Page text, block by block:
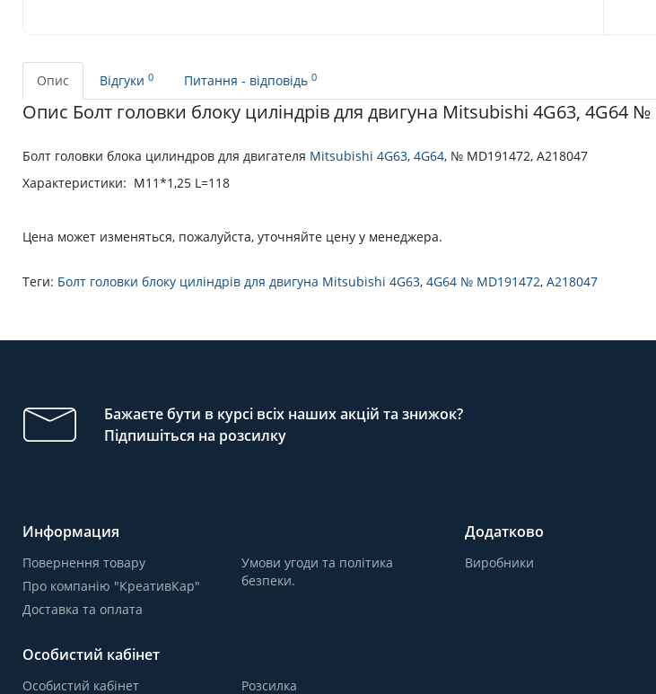
Опис Відгуки 0 Питання - відповідь 0
Опис Болт головки блоку циліндрів для двигуна Mitsubishi 4G63, 4G64
Болт головки блока цилиндров для двигателя Mitsubishi 4G63, 4G64, № MD191472, A218047
Характеристики: М11*1,25 L=118
Цена может изменяться, пожалуйста, уточняйте цену у менеджера.
Теги: Болт головки блоку циліндрів для двигуна Mitsubishi 4G63, 4G64 № MD191472, A218047
Бажаєте бути в курсі всіх наших акцій та знижок?
Підпишіться на розсилку
Информация
Повернення товару
Про компанію "КреативКар"
Доставка та оплата
Умови угоди та політика
безпеки.
Додатково
Виробники
Особистий кабінет
Особистий кабінет Розсилка